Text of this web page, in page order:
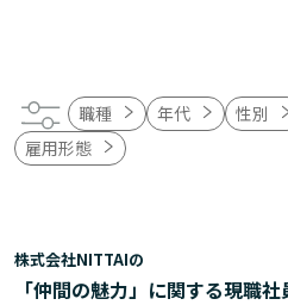
職種 年代 性別
雇用形態
株式会社NITTAIの
「仲間の魅力」に関する現職